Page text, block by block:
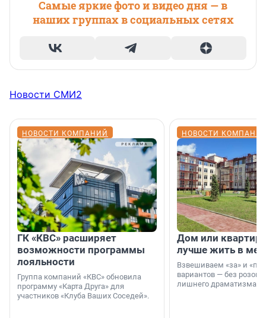
Самые яркие фото и видео дня — в
наших группах в социальных сетях
Новости СМИ2
НОВОСТИ КОМПАНИЙ
ГК «КВС» расширяет
возможности программы
лояльности
Группа компаний «КВС» обновила
программу «Карта Друга» для
участников «Клуба Ваших Соседей».
НОВОСТИ
Дом или
лучше жить в
Взвешиваем «за» и
вариантов — без
лишнего драматизма.